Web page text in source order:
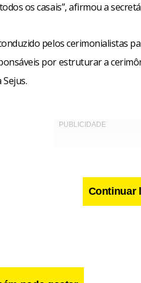
os casais”, afirmou a
pelos cerimonialistas
por estruturar a
Continuar